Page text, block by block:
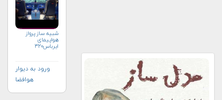
شبیه ساز پرواز
هواپیمای
ایرباس۳۲۰
ورود به دیوار
هوافضا